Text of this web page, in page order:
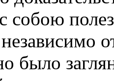
собою
было